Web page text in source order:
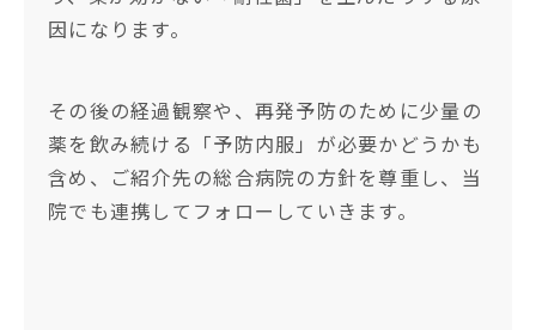
因になります。
その後の経過観察や、再発予防のために少量の
薬を飲み続ける「予防内服」が必要かどうかも
含め、ご紹介先の総合病院の方針を尊重し、当
院でも連携してフォローしていきます。